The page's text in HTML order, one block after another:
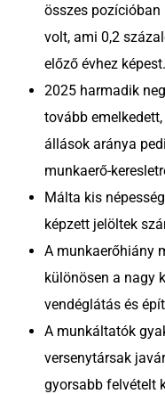
összes
volt, ami 0,2
előző évhez képest.
2025 harmadik
tovább
állások aránya
munkaerő-
Málta kis
képzett jelöltek
A munkaerőhiány
különösen a nagy
vendéglátás és
A munkáltatók
versenytársak
gyorsabb felvételt